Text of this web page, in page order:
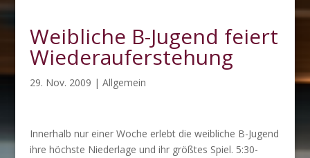
Weibliche B-Jugend feiert
Wiederauferstehung
29. Nov. 2009 | Allgemein
Innerhalb nur einer Woche erlebt die weibliche B-Jugend
ihre höchste Niederlage und ihr größtes Spiel. 5:30-